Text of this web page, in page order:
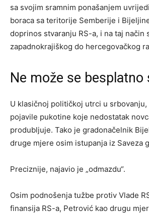
sa svojim sramnim ponašanjem
boraca sa teritorije Semberije i
doprinos stvaranju RS-a, i na taj način
zapadnokrajiškog do hercegovačkog
Ne može se besplatno
U klasičnoj političkoj utrci u
pojavile pukotine koje nedostatak
produbljuje. Tako je gradonačelnik
druge mjere osim istupanja iz Saveza
Preciznije, najavio je „odmazdu“.
Osim podnošenja tužbe protiv Vlade
finansija RS-a, Petrović kao drugu